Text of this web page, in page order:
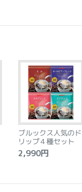
ブルックス人気のド
リップ４種セット
2,990円